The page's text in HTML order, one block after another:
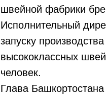
швейной фабрики
Исполнительный
запуску
высококлассных
человек.
Глава